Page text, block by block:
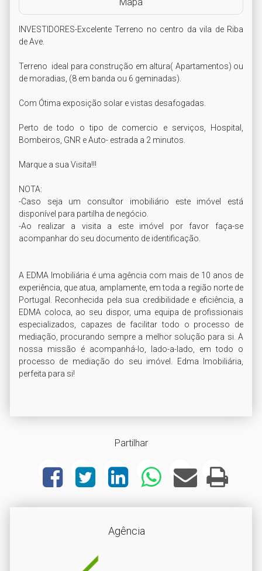
Partilhar
Agência
INVESTIDORES-Excelente Terreno no centro da vila de Riba
de Ave.
Terreno  ideal para construção em altura( Apartamentos) ou
de moradias, (8 em banda ou 6 geminadas).
Com Ótima exposição solar e vistas desafogadas.
Perto de todo o tipo de comercio e serviços, Hospital,
Bombeiros, GNR e Auto- estrada a 2 minutos.
Marque a sua Visita!!!
NOTA:
-Caso seja um consultor imobiliário este imóvel está
disponível para partilha de negócio.
-Ao realizar a visita a este imóvel por favor faça-se
acompanhar do seu documento de identificação.
A EDMA Imobiliária é uma agência com mais de 10 anos de
experiência, que atua, amplamente, em toda a região norte de
Portugal. Reconhecida pela sua credibilidade e eficiência, a
EDMA coloca, ao seu dispor, uma equipa de profissionais
especializados, capazes de facilitar todo o processo de
mediação, procurando sempre a melhor solução para si. A
nossa missão é acompanhá-lo, lado-a-lado, em todo o
processo de mediação do seu imóvel. Edma Imobiliária,
perfeita para si!